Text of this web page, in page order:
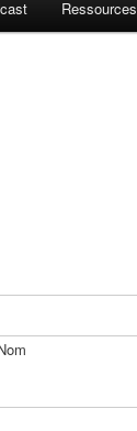
Ressources